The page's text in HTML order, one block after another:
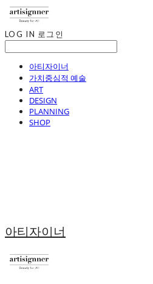
LOG IN 로그인
아티자이너
가치중심적 예술
ART
DESIGN
PLANNING
SHOP
아티자이너